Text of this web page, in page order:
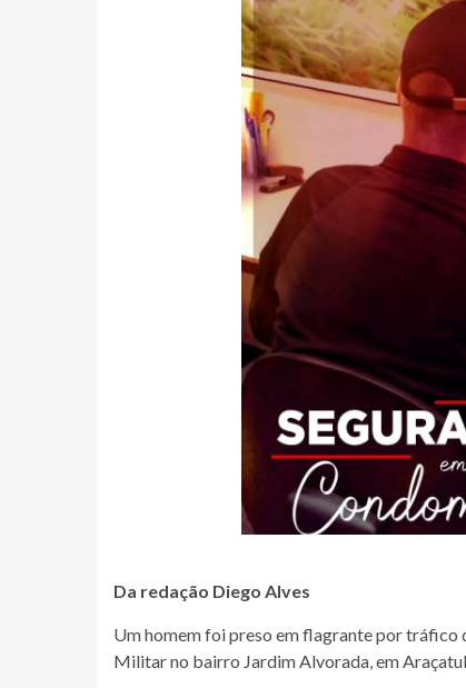
Da redação Diego Alves
Um homem foi preso em flagrante por tráfico
Militar no bairro Jardim Alvorada, em